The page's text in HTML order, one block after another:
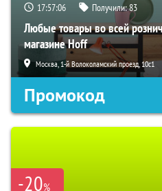
17:57:05 Получили:83
Любые товары во всей
магазине Hoff
Москва, 1-й Волоколамский проезд, 10с1
Промокод
-20%